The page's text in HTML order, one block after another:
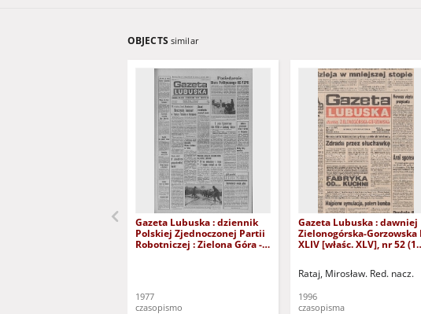
OBJECTS similar
Gazeta Lubuska : dziennik
Polskiej Zjednoczonej Partii
Robotniczej : Zielona Góra -
1977
czasopismo
Gazeta Lubuska : dawniej
Zielonogórska-Gorzowska
XLIV [właśc. XLV], nr 52 (1
Rataj, Mirosław. Red. nacz.
1996
czasopisma